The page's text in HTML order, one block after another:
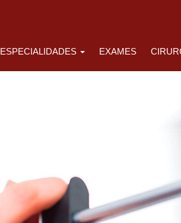
ESPECIALIDADES EXAMES